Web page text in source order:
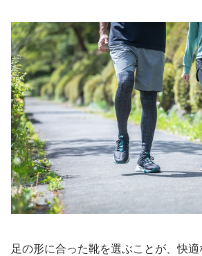
足の形に合った靴を選ぶことが、快